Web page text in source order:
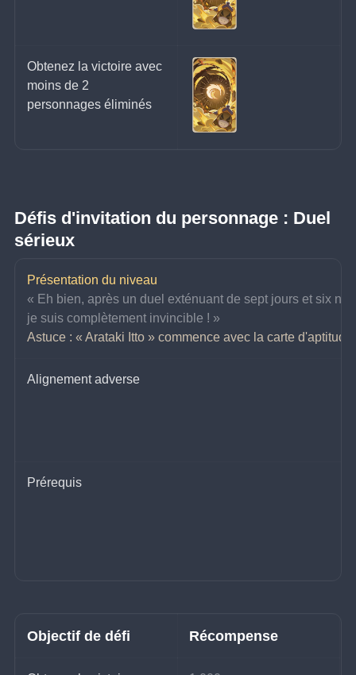
Obtenez la victoire avec
moins de 2
personnages éliminés
Défis d'invitation du personnage : Duel
sérieux
Présentation du niveau
« Eh bien, après un duel exténuant de sept jours et six
je suis complètement invincible ! »
Astuce : « Arataki Itto » commence avec la carte
Alignement adverse
Prérequis
Objectif de défi Récompense